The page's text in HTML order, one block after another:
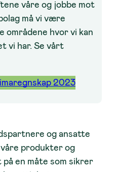
våre og jobbe mot
må vi være
områdene hvor vi kan
vi har. Se vårt
2023
og ansatte
produkter og
en måte som sikrer